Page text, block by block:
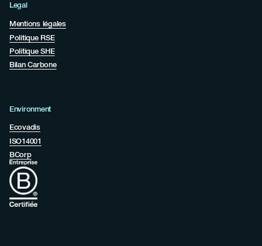
Legal
Mentions légales
Politique RSE
Politique SHE
Bilan Carbone
Environment
Ecovadis
ISO14001
BCorp